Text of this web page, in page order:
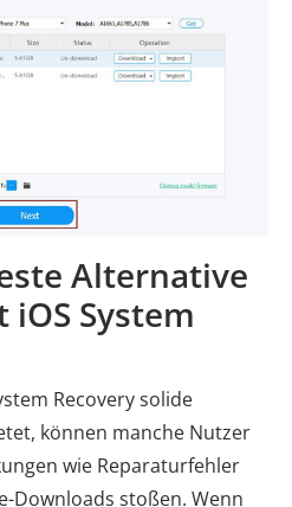
Alternative
iOS System
Recovery solide
können manche Nutzer
wie Reparaturfehler
Downloads stoßen. Wenn